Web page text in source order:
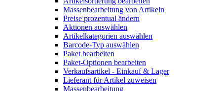
Massenbearbeitung von Artikeln
Preise prozentual ändern
Aktionen auswählen
Artikelkategorien auswählen
Barcode-Typ auswählen
Paket bearbeiten
Paket-Optionen bearbeiten
Verkaufsartikel - Einkauf & Lager
Lieferant für Artikel zuweisen
Massenbearbeitung